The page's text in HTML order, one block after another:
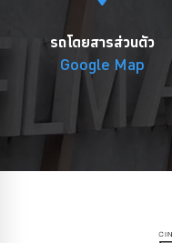
รถโดยสารส่วนตัว
Google Map